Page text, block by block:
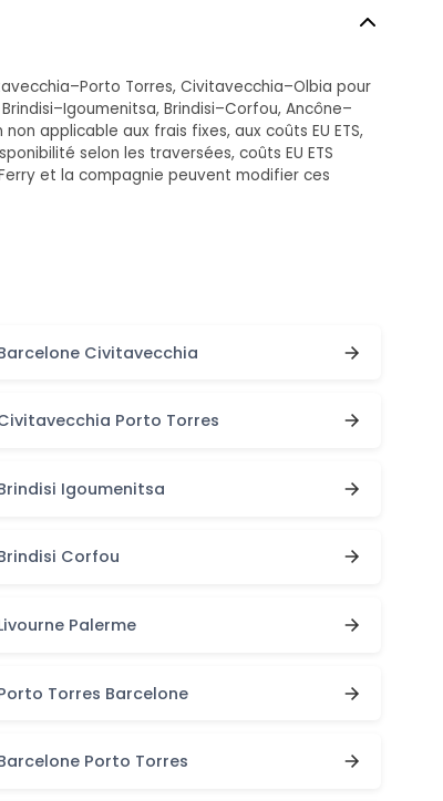
Torres, Civitavecchia–Olbia pour
Brindisi–Corfou, Ancône–
applicable aux frais fixes, aux coûts EU ETS,
selon les traversées, coûts EU ETS
et la compagnie peuvent modifier ces
Civitavecchia
Porto Torres
Igoumenitsa
Corfou
Palerme
Torres Barcelone
Porto Torres